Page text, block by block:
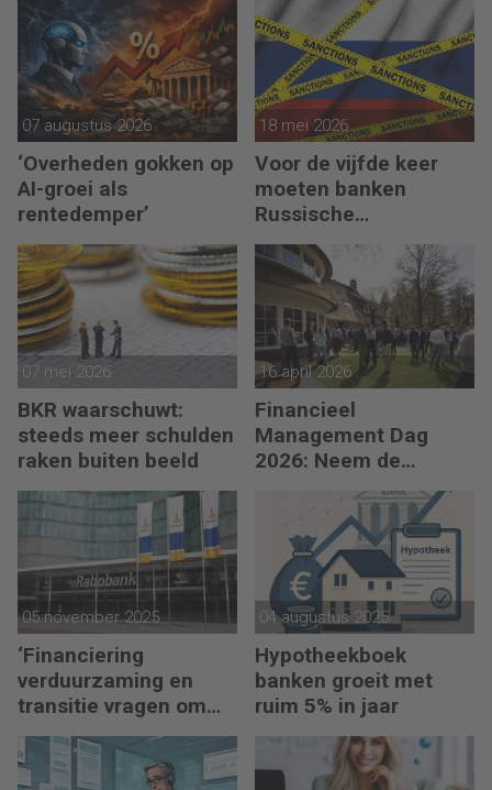
07 augustus 2026
‘Overheden gokken op
AI-groei als
rentedemper’
18 mei 2026
Voor de vijfde keer
moeten banken
Russische
bankgegoeden
melden
07 mei 2026
BKR waarschuwt:
steeds meer schulden
raken buiten beeld
16 april 2026
Financieel
Management Dag
2026: Neem de
toekomst in eigen
05 november 2025
‘Financiering
verduurzaming en
transitie vragen om
minder regels’
04 augustus 2025
Hypotheekboek
banken groeit met
ruim 5% in jaar